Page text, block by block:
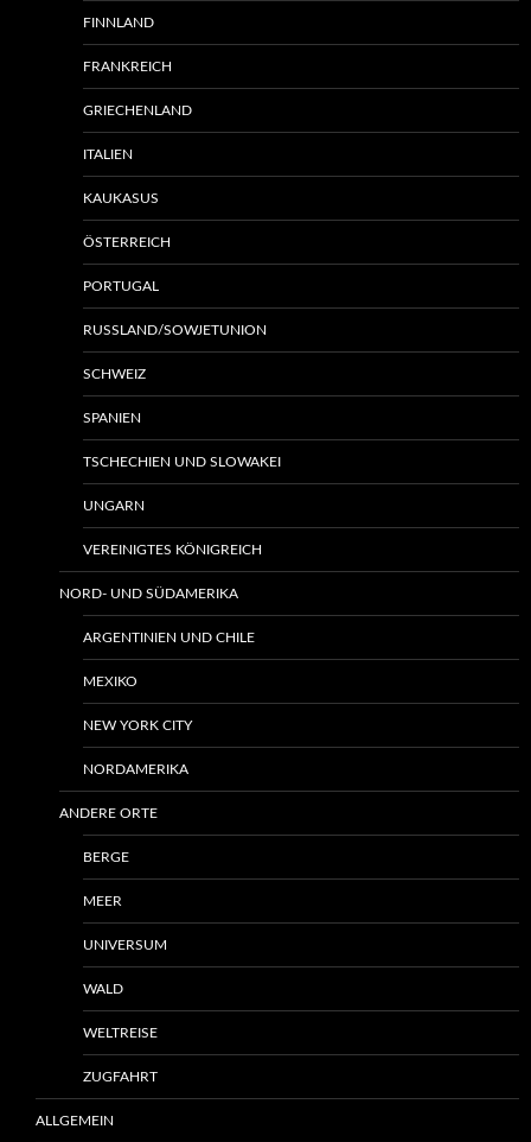
FINNLAND
FRANKREICH
GRIECHENLAND
ITALIEN
KAUKASUS
ÖSTERREICH
PORTUGAL
RUSSLAND/SOWJETUNION
SCHWEIZ
SPANIEN
TSCHECHIEN UND SLOWAKEI
UNGARN
VEREINIGTES KÖNIGREICH
NORD- UND SÜDAMERIKA
ARGENTINIEN UND CHILE
MEXIKO
NEW YORK CITY
NORDAMERIKA
ANDERE ORTE
BERGE
MEER
UNIVERSUM
WALD
WELTREISE
ZUGFAHRT
ALLGEMEIN